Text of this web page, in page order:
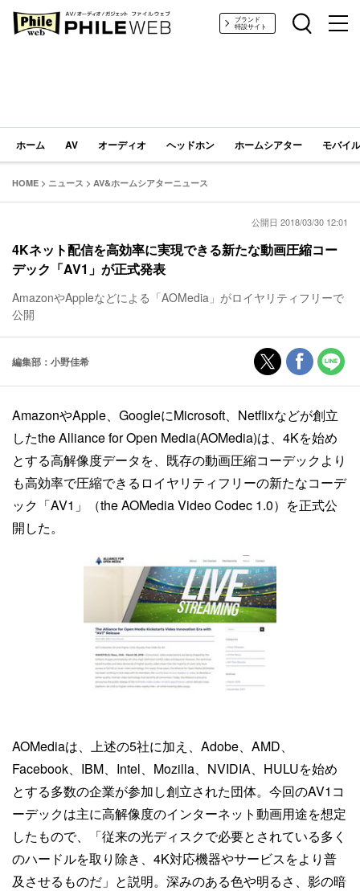
PHILE WEB｜AV/オーディオ/ガジェットブランド
特設サイト
ホーム AV オーディオ ヘッドホン ホームシアター モバイ
HOME > ニュース > AV&ホームシアターニュース
公開日 2018/03/30 12:01
4Kネット配信を高効率に実現できる新たな動画圧縮コー
デック「AV1」が正式発表
AmazonやAppleなどによる「AOMedia」がロイヤリティフリーで
公開
編集部：小野佳希
AmazonやApple、GoogleにMicrosoft、Netflixなどが創立
したthe Alliance for Open Media(AOMedia)は、4Kを始め
とする高解像度データを、既存の動画圧縮コーデックより
も高効率で圧縮できるロイヤリティフリーの新たなコーデ
ック「AV1」（the AOMedia Video Codec 1.0）を正式公
開した。
AOMediaは、上述の5社に加え、Adobe、AMD、
Facebook、IBM、Intel、Mozilla、NVIDIA、HULUを始め
とする多数の企業が参加し創立された団体。今回のAV1コ
ーデックは主に高解像度のインターネット動画用途を想定
したもので、「従来の光ディスクで必要とされている多く
のハードルを取り除き、4K対応機器やサービスをより普
及させるものだ」と説明。深みのある色や明るさ、影の暗